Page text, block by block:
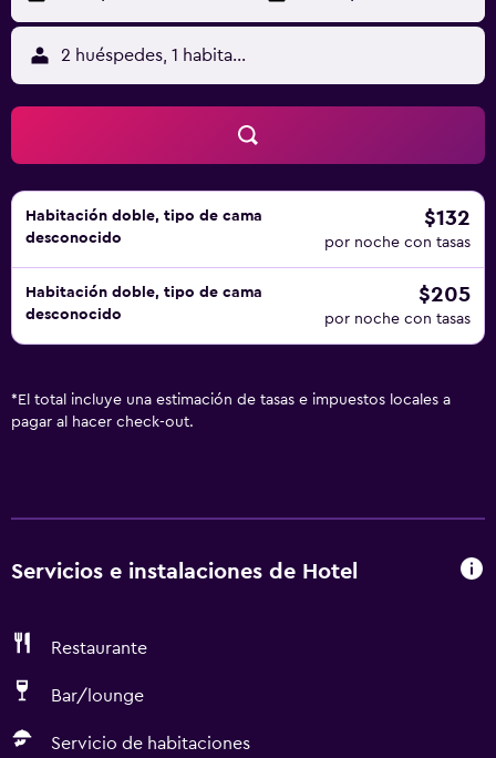
2 huéspedes, 1 habitación
Habitación doble, tipo de cama
desconocido
$132
por noche con tasas
Habitación doble, tipo de cama
desconocido
$205
por noche con tasas
* El total incluye una estimación de tasas e impuestos locales a
pagar al hacer check-out.
Servicios e instalaciones de Hotel
Restaurante
Bar/lounge
Servicio de habitaciones